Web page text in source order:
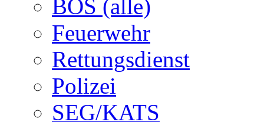
BOS (alle)
Feuerwehr
Rettungsdienst
Polizei
SEG/KATS